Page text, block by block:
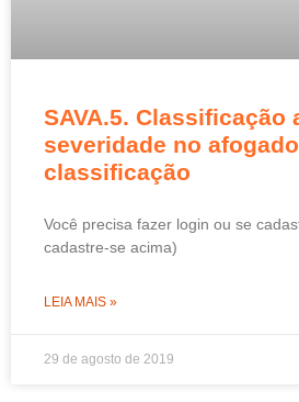
SAVA.5. Classificação
severidade no
classificação
Você precisa fazer login ou se
cadastre-se acima)
LEIA MAIS »
29 de agosto de 2019